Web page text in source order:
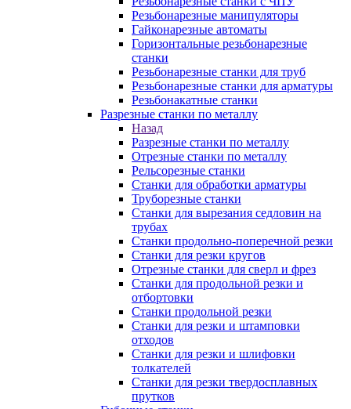
Резьбонарезные манипуляторы
Гайконарезные автоматы
Горизонтальные резьбонарезные
станки
Резьбонарезные станки для труб
Резьбонарезные станки для арматуры
Резьбонакатные станки
Разрезные станки по металлу
Назад
Разрезные станки по металлу
Отрезные станки по металлу
Рельсорезные станки
Станки для обработки арматуры
Труборезные станки
Станки для вырезания седловин на
трубаx
Станки продольно-поперечной резки
Станки для резки кругов
Отрезные станки для сверл и фрез
Станки для продольной резки и
отбортовки
Станки продольной резки
Станки для резки и штамповки
отходов
Станки для резки и шлифовки
толкателей
Станки для резки твердосплавных
прутков